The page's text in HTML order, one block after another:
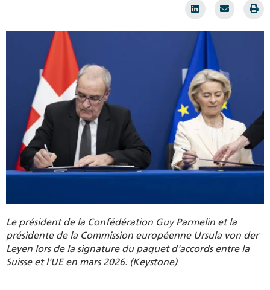
Le président de la Confédération Guy Parmelin et la
présidente de la Commission européenne Ursula von der
Leyen lors de la signature du paquet d'accords entre la
Suisse et l'UE en mars 2026. (Keystone)